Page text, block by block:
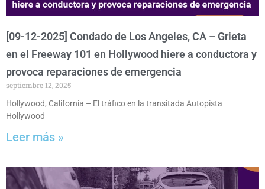
[09-12-2025] Condado de Los Angeles, CA – Grieta
en el Freeway 101 en Hollywood hiere a conductora y
provoca reparaciones de emergencia
septiembre 12, 2025
Hollywood, California – El tráfico en la transitada Autopista
Hollywood
Leer más »